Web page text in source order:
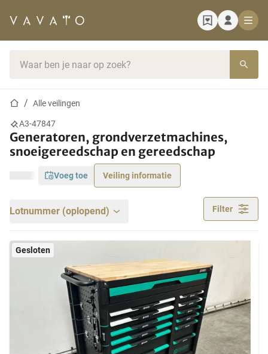
StartpaginaAlle veilingen
A3-47847
Generatoren, grondverzetmachines,
snoeigereedschap en gereedschap
voeg toe Veiling informatie
Lotnummer (oplopend) Filter
Gesloten